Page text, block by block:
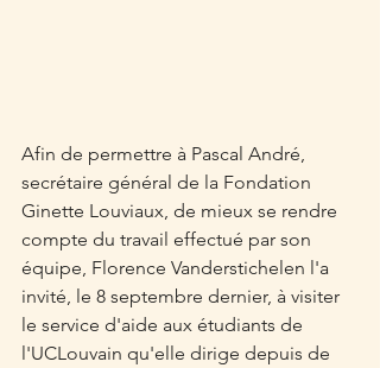
Afin de permettre à Pascal André,
secrétaire général de la Fondation
Ginette Louviaux, de mieux se rendre
compte du travail effectué par son
équipe, Florence Vanderstichelen l'a
invité, le 8 septembre dernier, à visiter
le service d'aide aux étudiants de
l'UCLouvain qu'elle dirige depuis de